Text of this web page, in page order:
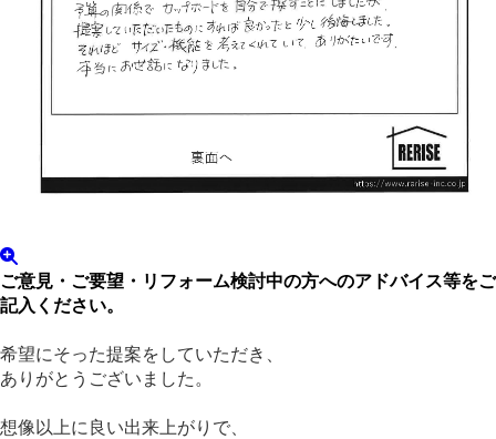
ご意見・ご要望・リフォーム検討中の方へのアドバイス等をご
記入ください。
希望にそった提案をしていただき、
ありがとうございました。
想像以上に良い出来上がりで、